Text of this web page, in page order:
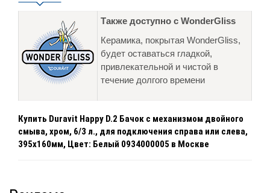
Также доступно с WonderGliss
Керамика, покрытая WonderGliss,
будет оставаться гладкой,
привлекательной и чистой в
течение долгого времени
Купить Duravit Happy D.2 Бачок с механизмом двойного
смыва, хром, 6/3 л., для подключения справа или слева,
395x160мм, Цвет: Белый 0934000005 в Москве